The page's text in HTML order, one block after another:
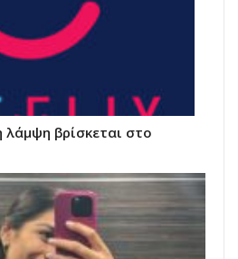
βρίσκεται στο